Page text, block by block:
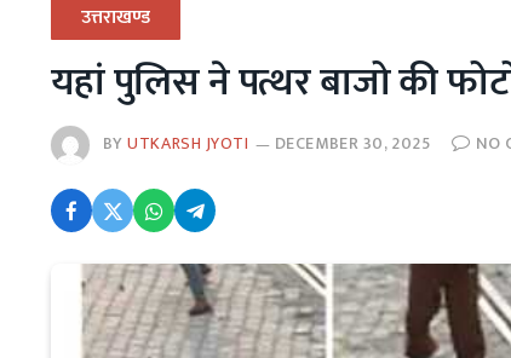
उत्तराखण्ड
यहां पुलिस ने पत्थर बाजो की
BYUTKARSH JYOTI DECEMBER 30, 2025 NO